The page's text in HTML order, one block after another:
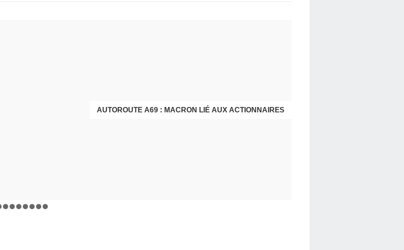
AUTOROUTE A69 : MACRON LIÉ AUX ACTIONNAIRES
CRISE MIGRATOIRE À CEUTA : UN JEUNE FRANÇAIS SUR PLACE RÉTABLIT LES FAITS ! - RAPHAËL AYMA